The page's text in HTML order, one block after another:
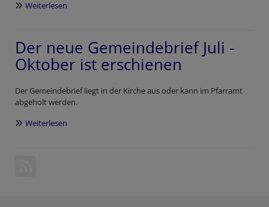
Weiterlesen
Geburtstagsbesuche
Der neue Gemeindebrief Juli -
Oktober ist erschienen
Der Gemeindebrief liegt in der Kirche aus oder kann im Pfarramt
abgeholt werden.
Weiterlesen